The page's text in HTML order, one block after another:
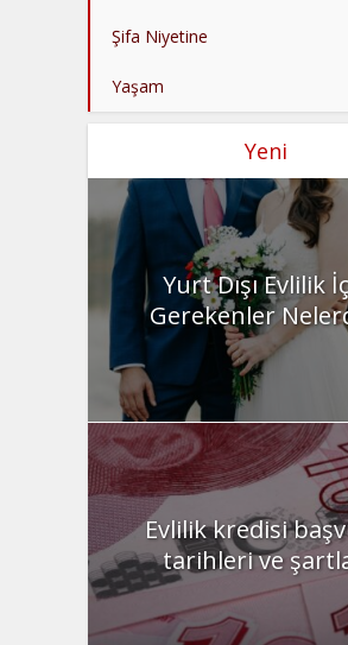
Şifa Niyetine
Yaşam
Yeni
Yurt Dışı Evlilik
Gerekenler
Evlilik kredisi
tarihleri ve